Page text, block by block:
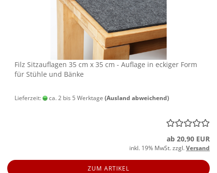
Filz Sitz­auf­la­gen 35 cm x 35 cm - Auf­la­ge in ecki­ger Form
für Stüh­le und Bänke
Lieferzeit: ca. 2 bis 5 Werktage (Ausland abweichend)
ab 20,90 EUR
inkl. 19% MwSt. zzgl.Versand
ZUM ARTIKEL